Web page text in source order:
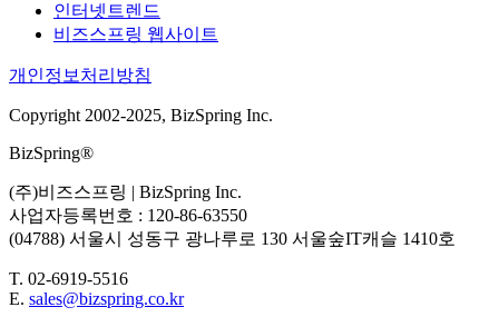
인터넷트렌드
비즈스프링 웹사이트
개인정보처리방침
Copyright 2002-2025, BizSpring Inc.
BizSpring®
(주)비즈스프링 | BizSpring Inc.
사업자등록번호 : 120-86-63550
(04788) 서울시 성동구 광나루로 130 서울숲IT캐슬 1410호
T. 02-6919-5516
E. sales@bizspring.co.kr